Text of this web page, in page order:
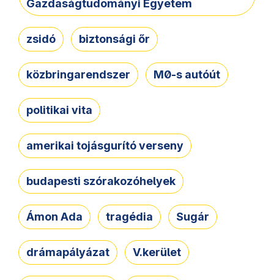
Gazdaságtudományi Egyetem
zsidó biztonsági őr
közbringarendszer M0-s autóút
politikai vita
amerikai tojásgurító verseny
budapesti szórakozóhelyek
Ámon Ada tragédia Sugár
drámapályázat V.kerület